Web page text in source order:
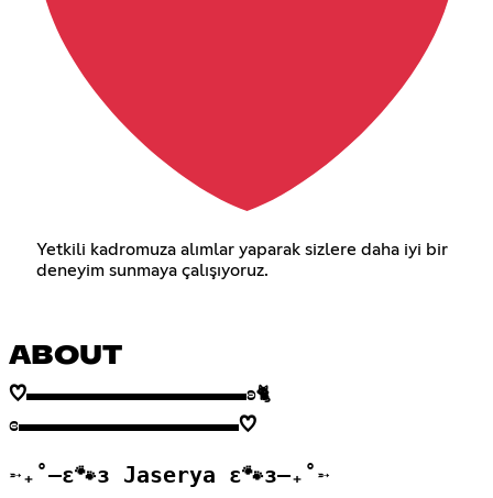
Yetkili kadromuza alımlar yaparak sizlere daha iyi bir
deneyim sunmaya çalışıyoruz.
ABOUT
♡▬▬▬▬▬▬▬▬▬▬ʚ🐈
ɞ▬▬▬▬▬▬▬▬▬▬♡
➵₊˚—ε🐾з Jaserya ε🐾з—₊˚➵